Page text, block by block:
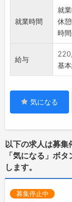
就業時間
就
休
時
給与
基
気になる
以下の求人は募集
「気になる」ボ
します。
募集停止中